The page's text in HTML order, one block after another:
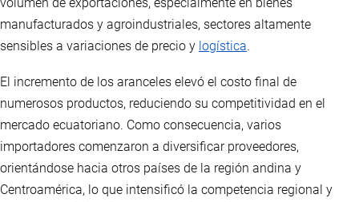
volumen de exportaciones, especialmente en bienes
manufacturados y agroindustriales, sectores altamente
sensibles a variaciones de precio y logística.
El incremento de los aranceles elevó el costo final de
numerosos productos, reduciendo su competitividad en el
mercado ecuatoriano. Como consecuencia, varios
importadores comenzaron a diversificar proveedores,
orientándose hacia otros países de la región andina y
Centroamérica, lo que intensificó la competencia regional y